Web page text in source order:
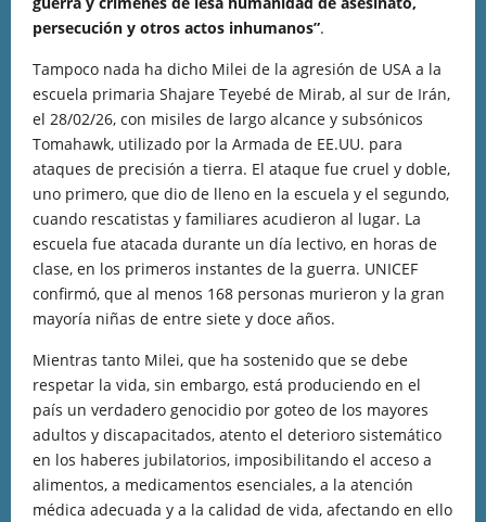
persecución y otros actos inhumanos”.
Tampoco nada ha dicho Milei de la agresión de USA a la
escuela primaria Shajare Teyebé de Mirab, al sur de Irán,
el 28/02/26, con misiles de largo alcance y subsónicos
Tomahawk, utilizado por la Armada de EE.UU. para
ataques de precisión a tierra. El ataque fue cruel y doble,
uno primero, que dio de lleno en la escuela y el segundo,
cuando rescatistas y familiares acudieron al lugar. La
escuela fue atacada durante un día lectivo, en horas de
clase, en los primeros instantes de la guerra.​ UNICEF
confirmó, que al menos 168 personas murieron y la gran
mayoría niñas de entre siete y doce años.
Mientras tanto Milei, que ha sostenido que se debe
respetar la vida, sin embargo, está produciendo en el
país un verdadero genocidio por goteo de los mayores
adultos y discapacitados, atento el deterioro sistemático
en los haberes jubilatorios, imposibilitando el acceso a
alimentos, a medicamentos esenciales, a la atención
médica adecuada y a la calidad de vida, afectando en ello